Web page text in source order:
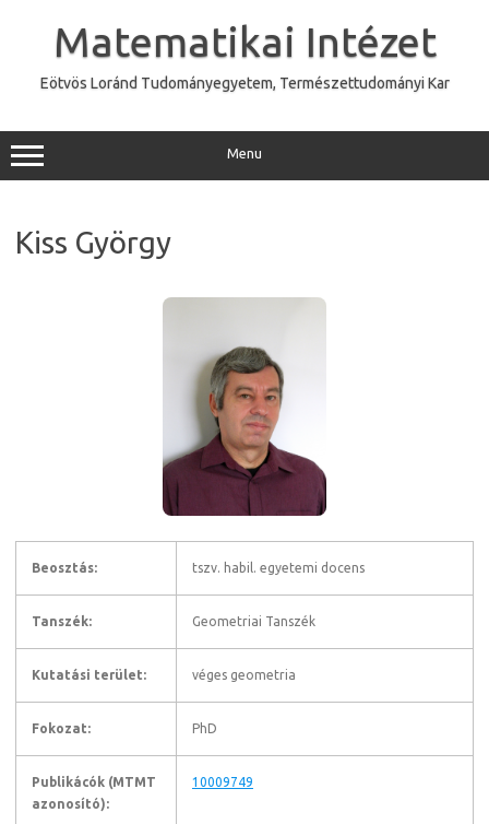
Matematikai Intézet
Eötvös Loránd Tudományegyetem, Természettudományi Kar
Menu
Kiss György
Beosztás: tszv. habil. egyetemi docens
Tanszék: Geometriai Tanszék
Kutatási terület: véges geometria
Fokozat: PhD
Publikácók (MTMT
azonosító):
10009749